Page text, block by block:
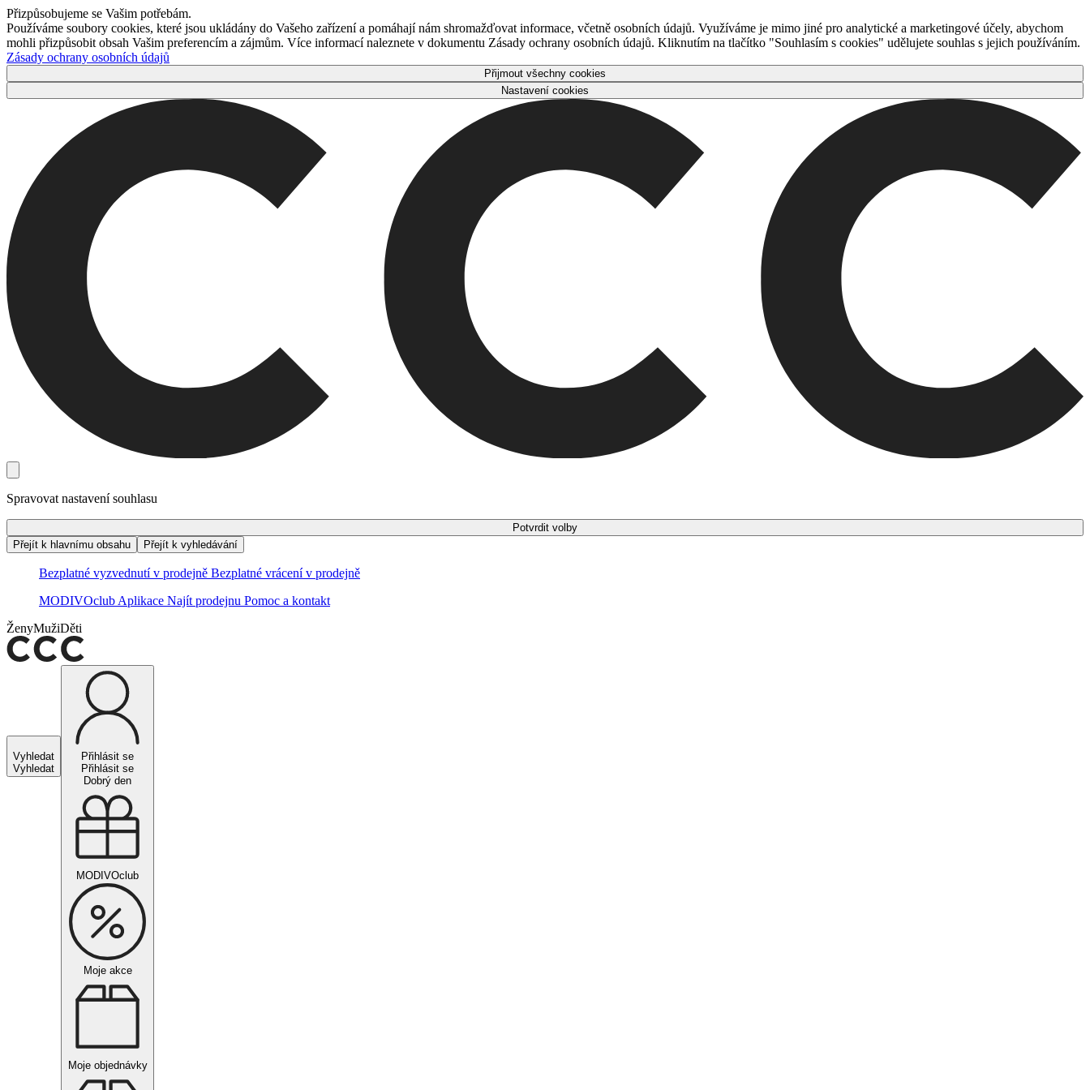
Přizpůsobujeme se Vašim potřebám.
Používáme soubory cookies, které jsou ukládány do Vašeho zařízení a pomáhají nám shromažďovat informace, včetně osobních údajů. Využíváme je mimo jiné pro analytické a marketingové účely, abychom
mohli přizpůsobit obsah Vašim preferencím a zájmům. Více informací naleznete v dokumentu Zásady ochrany osobních údajů. Kliknutím na tlačítko "Souhlasím s cookies" udělujete souhlas s jejich používáním.
Zásady ochrany osobních údajů
Přijmout všechny cookies
Nastavení cookies
Spravovat nastavení souhlasu
Potvrdit volby
Přejít k hlavnímu obsahu
Přejít k vyhledávání
Bezplatné vyzvednutí v prodejně Bezplatné vrácení v prodejně
MODIVOclub Aplikace Najít prodejnu Pomoc a kontakt
ŽenyMužiDěti
Vyhledat
Vyhledat
Přihlásit se
Přihlásit se
Dobrý den
MODIVOclub
Moje akce
Moje objednávky